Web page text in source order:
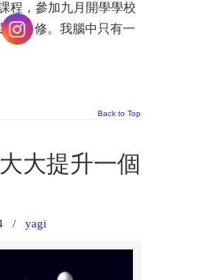
程，參加九月開學學校
擇自修。我腦中只有一
Back to Top
大提升一個
/ yagi